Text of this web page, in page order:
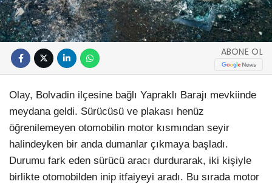
ABONE OL
Olay, Bolvadin ilçesine bağlı Yapraklı Barajı mevkiinde
meydana geldi. Sürücüsü ve plakası henüz
öğrenilemeyen otomobilin motor kısmından seyir
halindeyken bir anda dumanlar çıkmaya başladı.
Durumu fark eden sürücü aracı durdurarak, iki kişiyle
birlikte otomobilden inip itfaiyeyi aradı. Bu sırada motor